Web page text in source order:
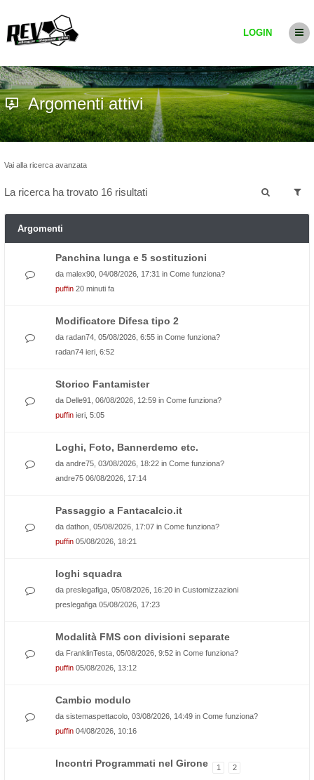
LOGIN
Argomenti attivi
Vai alla ricerca avanzata
La ricerca ha trovato 16 risultati
Argomenti
Panchina lunga e 5 sostituzioni
da malex90 , 04/08/2026, 17:31 in Come funziona?
puffin 20 minuti fa
Modificatore Difesa tipo 2
da radan74 , 05/08/2026, 6:55 in Come funziona?
radan74 ieri, 6:52
Storico Fantamister
da Delle91 , 06/08/2026, 12:59 in Come funziona?
puffin ieri, 5:05
Loghi, Foto, Bannerdemo etc.
da andre75 , 03/08/2026, 18:22 in Come funziona?
andre75 06/08/2026, 17:14
Passaggio a Fantacalcio.it
da dathon , 05/08/2026, 17:07 in Come funziona?
puffin 05/08/2026, 18:21
loghi squadra
da preslegafiga , 05/08/2026, 16:20 in Customizzazioni
preslegafiga 05/08/2026, 17:23
Modalità FMS con divisioni separate
da FranklinTesta , 05/08/2026, 9:52 in Come funziona?
puffin 05/08/2026, 13:12
Cambio modulo
da sistemaspettacolo , 03/08/2026, 14:49 in Come funziona?
puffin 04/08/2026, 10:16
Incontri Programmati nel Girone 1 2